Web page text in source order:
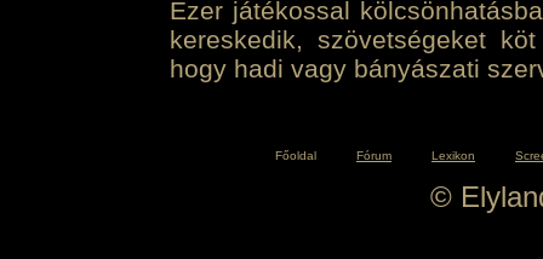
Ezer játékossal
kereskedik, szövetségeket
hogy hadi vagy bányászati
Főoldal Fórum Lexikon
©